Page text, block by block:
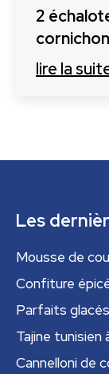
2
lire la
Les
Mousse de
Confiture
Parfaits
Tajine
Cannelloni de